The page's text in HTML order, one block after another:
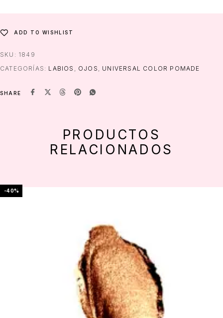
ADD TO WISHLIST
SKU: 1849
CATEGORÍAS: LABIOS , OJOS , UNIVERSAL COLOR POMADE
SHARE
PRODUCTOS
RELACIONADOS
-40%